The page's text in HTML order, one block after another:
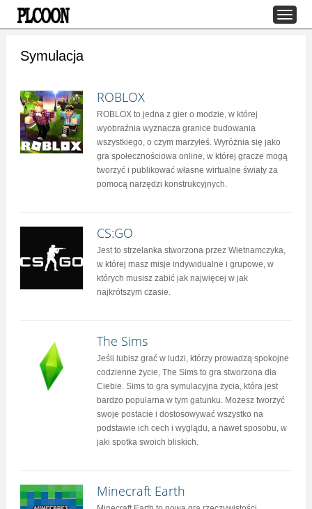
Symulacja
ROBLOX
ROBLOX to jedna z gier o modzie, w której
wyobraźnia wyznacza granice budowania
wszystkiego, o czym marzyłeś. Wyróżnia się jako
gra społecznościowa online, w której gracze mogą
tworzyć i publikować własne wirtualne światy za
pomocą narzędzi konstrukcyjnych.
CS:GO
Jest to strzelanka stworzona przez Wietnamczyka,
w której masz misje indywidualne i grupowe, w
których musisz zabić jak najwięcej w jak
najkrótszym czasie.
The Sims
Jeśli lubisz grać w ludzi, którzy prowadzą spokojne
codzienne życie, The Sims to gra stworzona dla
Ciebie. Sims to gra symulacyjna życia, która jest
bardzo popularna w tym gatunku. Możesz tworzyć
swoje postacie i dostosowywać wszystko na
podstawie ich cech i wyglądu, a nawet sposobu, w
jaki spotka swoich bliskich.
Minecraft Earth